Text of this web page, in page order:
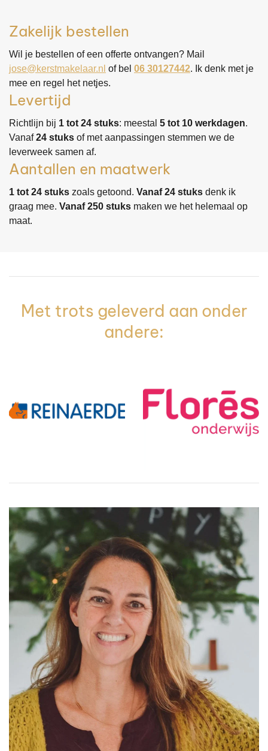
Zakelijk bestellen
Wil je bestellen of een offerte ontvangen? Mail
jose@kerstmakelaar.nl of bel 06 30127442. Ik denk met je
mee en regel het netjes.
Levertijd
Richtlijn bij 1 tot 24 stuks: meestal 5 tot 10 werkdagen.
Vanaf24 stuks of met aanpassingen stemmen we de
leverweek samen af.
Aantallen en maatwerk
1 tot 24 stuks zoals getoond. Vanaf 24 stuks denk ik
graag mee. Vanaf 250 stuks maken we het helemaal op
maat.
Met trots geleverd aan onder
andere: